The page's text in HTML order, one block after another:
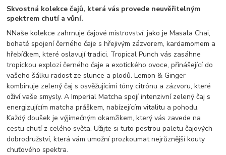
Skvostná kolekce čajů, která vás provede neuvěřitelným
spektrem chutí a vůní.
NNaše kolekce zahrnuje čajové mistrovství, jako je Masala Chai,
bohaté spojení černého čaje s hřejivým zázvorem, kardamomem a
hřebíčkem, které oslavují tradici. Tropical Punch vás zasáhne
tropickou explozí černého čaje a exotického ovoce, přinášející do
vašeho šálku radost ze slunce a plodů. Lemon & Ginger
kombinuje zelený čaj s osvěžujícími tóny citrónu a zázvoru, které
oživí vaše smysly. A Imperial Matcha spojí intenzivní zelený čaj s
energizujícím matcha práškem, nabízejícím vitalitu a pohodu.
Každý doušek je výjimečným okamžikem, který vás zavede na
cestu chutí z celého světa. Užijte si tuto pestrou paletu čajových
dobrodružství, která vám umožní prozkoumat nejrůznější kouty
chuťového spektra.